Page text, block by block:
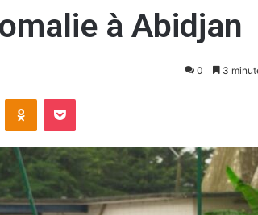
à Abidjan
0 3